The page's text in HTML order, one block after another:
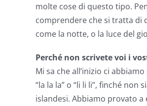
molte cose di questo tipo.
comprendere che si tratta di
come la notte, o la luce del
Perché non scrivete voi i
Mi sa che all’inizio ci
“la la la” o “li li li”, finché
islandesi. Abbiamo provato